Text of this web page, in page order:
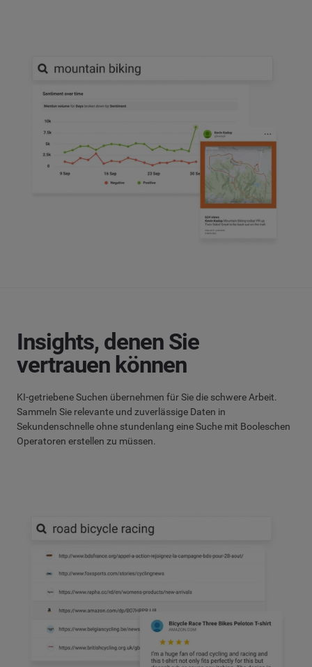
Insights, denen Sie
vertrauen können
KI-getriebene Suchen übernehmen für Sie die schwere Arbeit.
Sammeln Sie relevante und zuverlässige Daten in
Sekundenschnelle ohne stundenlang eine Suche mit Booleschen
Operatoren erstellen zu müssen.